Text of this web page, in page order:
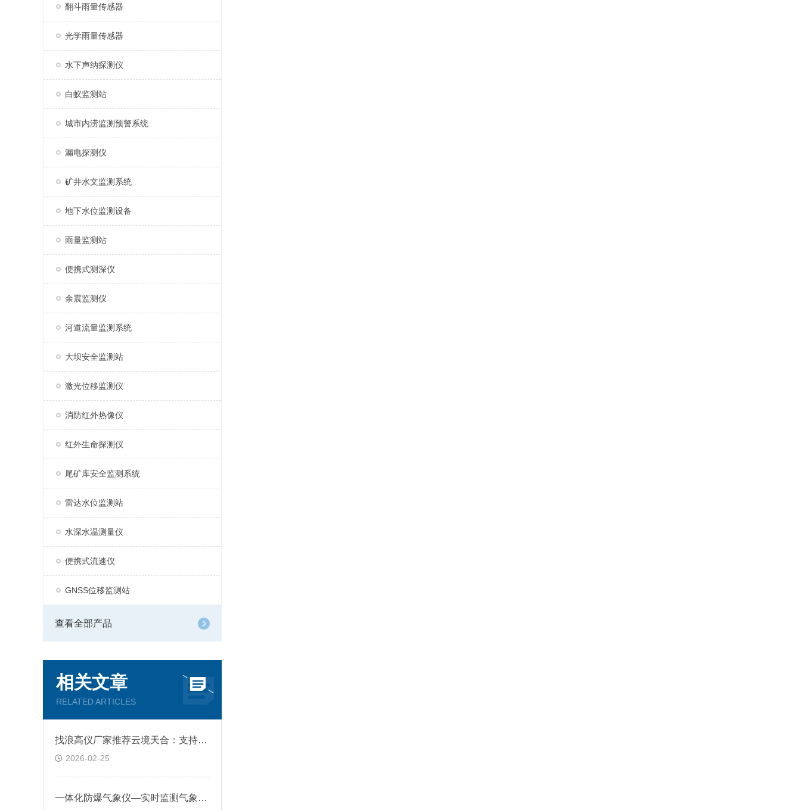
翻斗雨量传感器
光学雨量传感器
水下声纳探测仪
白蚁监测站
城市内涝监测预警系统
漏电探测仪
矿井水文监测系统
地下水位监测设备
雨量监测站
便携式测深仪
余震监测仪
河道流量监测系统
大坝安全监测站
激光位移监测仪
消防红外热像仪
红外生命探测仪
尾矿库安全监测系统
雷达水位监测站
水深水温测量仪
便携式流速仪
GNSS位移监测站
查看全部产品
相关文章
RELATED ARTICLES
找浪高仪厂家推荐云境天合：支持RS485长距离通信，数据传输抗干扰能力强
2026-02-25
一体化防爆气象仪—实时监测气象变化，及时发现并处理潜在的安全隐患